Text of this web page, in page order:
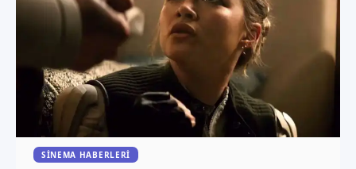
SINEMA HABERLERI